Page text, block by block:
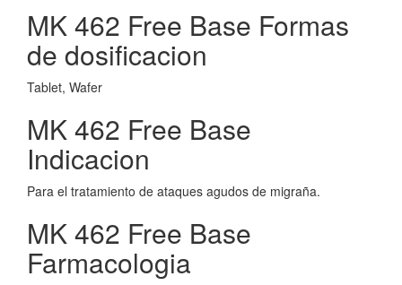
MK 462 Free Base Formas
de dosificacion
Tablet, Wafer
MK 462 Free Base
Indicacion
Para el tratamiento de ataques agudos de migraña.
MK 462 Free Base
Farmacologia